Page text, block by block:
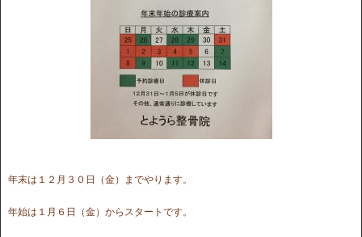
年末は１２月３０日（金）までやります。
年始は１月６日（金）からスタートです。